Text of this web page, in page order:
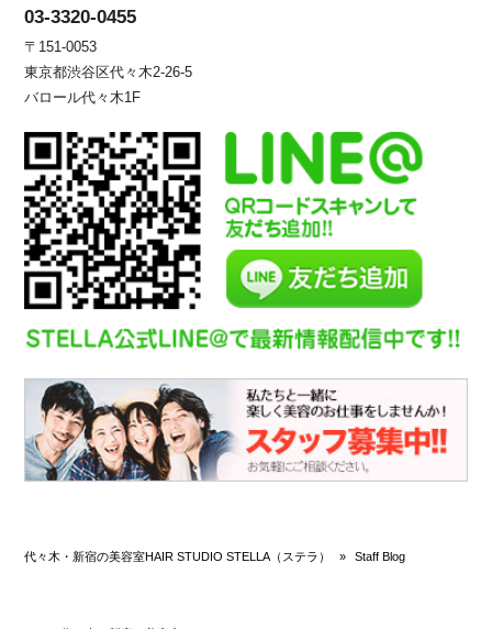
03-3320-0455
〒151-0053
東京都渋谷区代々木2-26-5
バロール代々木1F
代々木・新宿の美容室HAIR STUDIO STELLA（ステラ） » Staff Blog